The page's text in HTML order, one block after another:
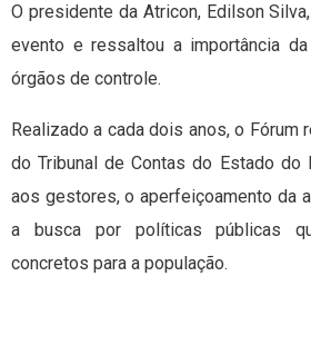
O presidente da Atricon, Edilson
evento e ressaltou a importância
órgãos de controle.
Realizado a cada dois anos, o Fórum
do Tribunal de Contas do Estado do
aos gestores, o aperfeiçoamento da
a busca por políticas públicas
concretos para a população.